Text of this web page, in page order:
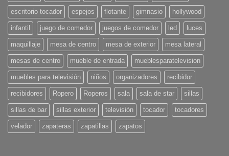
¡Pon
tu
casa
en
onda!
escritorio tocador espejos flotante gimnasio hollywood
infantil juego de comedor juegos de comedor led luces
maquillaje mesa de centro mesa de exterior mesa lateral
mesas de centro mueble de entrada mueblesparatelevision
muebles para televisión niños organizadores recibidor
recibidores Ropero Roperos sala sala de star sillas
sillas de bar sillas exterior televisión tocador tocadores
velador zapateras zapatillas zapatos